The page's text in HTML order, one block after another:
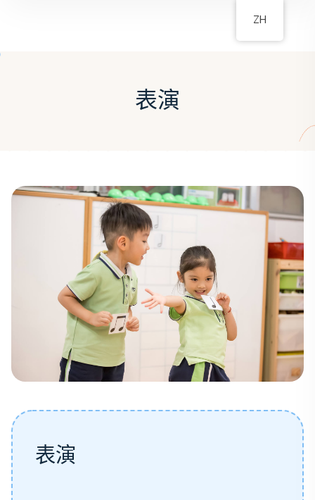
表演
表演
ZH